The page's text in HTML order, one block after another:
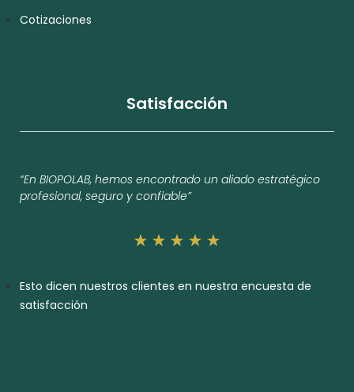
Cotizaciones
Satisfacción
“En BIOPOLAB, hemos encontrado un aliado estratégico
profesional, seguro y confiable”
★ ★ ★ ★ ★
Esto dicen nuestros clientes en nuestra encuesta de
satisfacción